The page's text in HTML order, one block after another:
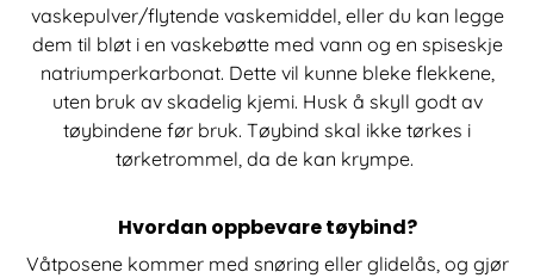
vaskepulver/flytende vaskemiddel, eller du kan legge
dem til bløt i en vaskebøtte med vann og en spiseskje
natriumperkarbonat. Dette vil kunne bleke flekkene,
uten bruk av skadelig kjemi. Husk å skyll godt av
tøybindene før bruk. Tøybind skal ikke tørkes i
tørketrommel, da de kan krympe.
Hvordan oppbevare tøybind?
Våtposene kommer med snøring eller glidelås, og gjør